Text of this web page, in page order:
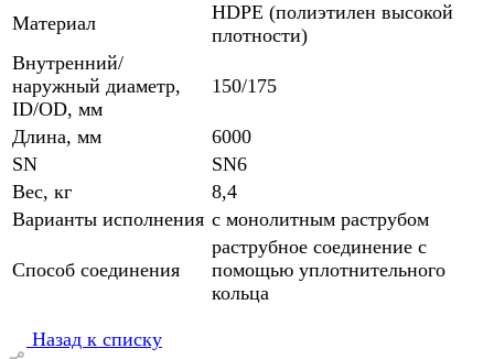
Материал
HDPE (полиэтилен высокой
плотности)
Внутренний/
наружный диаметр,
ID/OD, мм
150/175
Длина, мм
6000
SN
SN6
Вес, кг
8,4
Варианты исполнения с монолитным раструбом
Способ соединения
раструбное соединение с
помощью уплотнительного
кольца
Назад к списку